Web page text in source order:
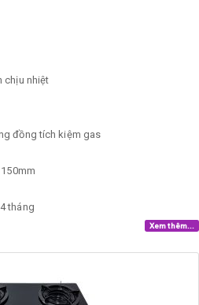
chịu nhiệt
đồng tích kiệm gas
tháng
Xem thêm...